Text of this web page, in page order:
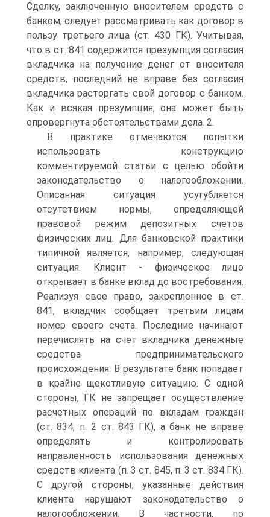
Сделку, заключенную вносителем средств с
банком, следует рассматривать как договор в
пользу третьего лица (ст. 430 ГК). Учитывая,
что в ст. 841 содержится презумпция согласия
вкладчика на получение денег от вносителя
средств, последний не вправе без согласия
вкладчика расторгать свой договор с банком.
Как и всякая презумпция, она может быть
опровергнута обстоятельствами дела. 2.
В практике отмечаются попытки
использовать конструкцию
комментируемой статьи с целью обойти
законодательство о налогообложении.
Описанная ситуация усугубляется
отсутствием нормы, определяющей
правовой режим депозитных счетов
физических лиц. Для банковской практики
типичной является, например, следующая
ситуация. Клиент - физическое лицо
открывает в банке вклад до востребования.
Реализуя свое право, закрепленное в ст.
841, вкладчик сообщает третьим лицам
номер своего счета. Последние начинают
перечислять на счет вкладчика денежные
средства предпринимательского
происхождения. В результате банк попадает
в крайне щекотливую ситуацию. С одной
стороны, ГК не запрещает осуществление
расчетных операций по вкладам граждан
(ст. 834, п. 2 ст. 843 ГК), а банк не вправе
определять и контролировать
направленность использования денежных
средств клиента (п. 3 ст. 845, п. 3 ст. 834 ГК).
С другой стороны, указанные действия
клиента нарушают законодательство о
налогообложении. В частности, по